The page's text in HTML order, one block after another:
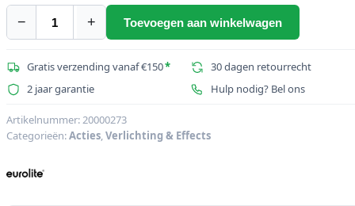
−
EUROLITE
LED
BC-
RGB
+
+ Toevoegen aan winkelwagen
Gratis verzending vanaf €150*
30 dagen retourrecht
2 jaar garantie
Hulp nodig? Bel ons
Artikelnummer:20000273
Categorieën:Acties,Verlichting & Effects